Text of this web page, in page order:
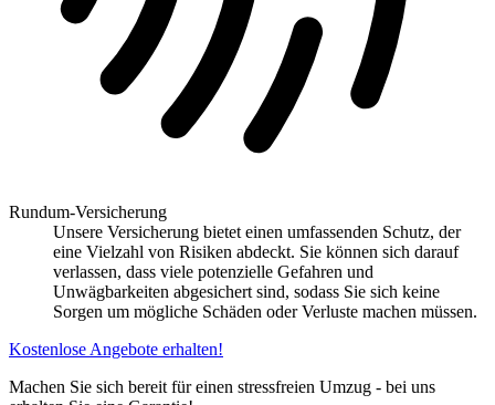
Rundum-Versicherung
Unsere Versicherung bietet einen umfassenden Schutz, der
eine Vielzahl von Risiken abdeckt. Sie können sich darauf
verlassen, dass viele potenzielle Gefahren und
Unwägbarkeiten abgesichert sind, sodass Sie sich keine
Sorgen um mögliche Schäden oder Verluste machen müssen.
Kostenlose Angebote erhalten!
Machen Sie sich bereit für einen stressfreien Umzug - bei uns